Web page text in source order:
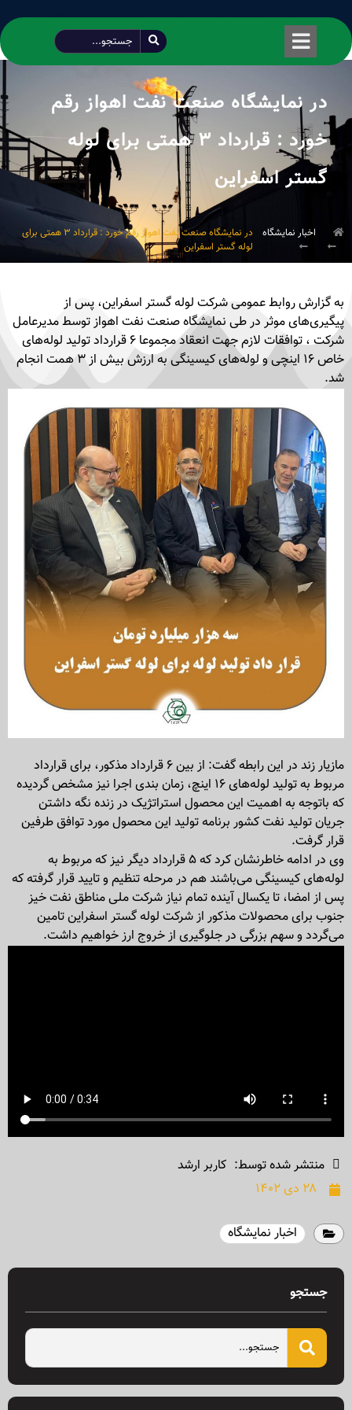
طراحی شده توسط محمود سیفی | 4215 887 0915
در نمایشگاه صنعت نفت اهواز رقم
خورد : قرارداد ۳ همتی برای لوله
گستر اسفراین
اخبار نمایشگاه
در نمایشگاه صنعت نفت اهواز رقم خورد : قرارداد ۳ همتی برای
لوله گستر اسفراین
به گزارش روابط عمومی شرکت لوله گستر اسفراین، پس از
پیگیری‌های موثر در طی نمایشگاه صنعت نفت اهواز توسط مدیرعامل
شرکت ، توافقات لازم جهت انعقاد مجموعا ۶ قرارداد تولید لوله‌های
خاص ۱۶ اینچی و لوله‌های کیسینگی به ارزش بیش از ۳ همت انجام
شد.
مازیار زند در این رابطه گفت: از بین ۶ قرارداد مذکور، برای قرارداد
مربوط به تولید لوله‌های ۱۶ اینچ، زمان بندی اجرا نیز مشخص گردیده
که باتوجه به اهمیت این محصول استراتژیک در زنده نگه داشتن
جریان تولید نفت کشور برنامه تولید این محصول مورد توافق طرفین
قرار گرفت.
وی در ادامه خاطرنشان کرد که ۵ قرارداد دیگر نیز که مربوط به
لوله‌های کیسینگی می‌باشند هم در مرحله تنظیم و تایید قرار گرفته که
پس از امضا، تا یکسال آینده تمام نیاز شرکت ملی مناطق نفت خیز
جنوب برای محصولات مذکور از شرکت لوله گستر اسفراین تامین
می‌گردد و سهم بزرگی در جلوگیری از خروج ارز خواهیم داشت.
منتشر شده توسط: کاربر ارشد
۲۸ دی ۱۴۰۲
اخبار نمایشگاه
جستجو